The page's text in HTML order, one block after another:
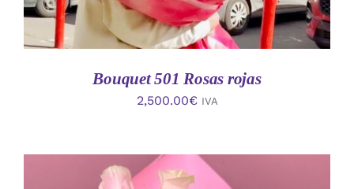
Bouquet 501 Rosas rojas
2,500.00€ IVA